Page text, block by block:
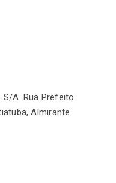
A. Rua Prefeito
Almirante